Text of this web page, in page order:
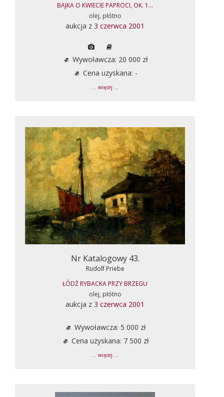
BAJKA O KWIECIE PAPROCI, OK. 1...
olej, płótno
aukcja z 3 czerwca 2001
Wywoławcza: 20 000 zł
Cena uzyskana: -
... więcej ...
Nr Katalogowy 43.
Rudolf Priebe
ŁÓDŹ RYBACKA PRZY BRZEGU
olej, płótno
aukcja z 3 czerwca 2001
Wywoławcza: 5 000 zł
Cena uzyskana: 7 500 zł
... więcej ...